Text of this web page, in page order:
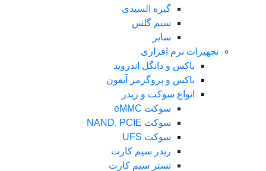
گیره السیدی
سیم گلس
سایر
تجهیزات نرم افزاری
باکس و دانگل اندروید
باکس و پروگرمر آیفون
انواع سوکت و ریدر
سوکت eMMC
سوکت NAND, PCIE
سوکت UFS
ریدر سیم کارت
تستر سیم کارت